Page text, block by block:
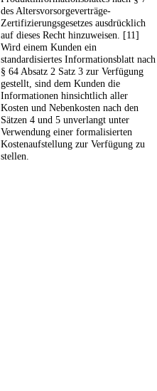
des Altersvorsorgeverträge-
Zertifizierungsgesetzes ausdrücklich
auf dieses Recht hinzuweisen. [11]
Wird einem Kunden ein
standardisiertes Informationsblatt nach
§ 64 Absatz 2 Satz 3 zur Verfügung
gestellt, sind dem Kunden die
Informationen hinsichtlich aller
Kosten und Nebenkosten nach den
Sätzen 4 und 5 unverlangt unter
Verwendung einer formalisierten
Kostenaufstellung zur Verfügung zu
stellen.